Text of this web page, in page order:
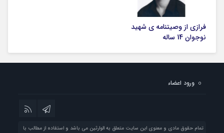
فرازی از وصیتنامه ی شهید
نوجوان 14 ساله
ورود اعضاء
تمام حقوق مادی و معنوی این سایت متعلق به الوارثین می باشد و استفاده از مطالب با